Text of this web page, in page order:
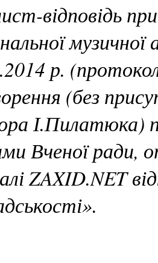
відповідь
р.
(без
І.Пилатюка)
Вченої ради,
ZAXID.NET